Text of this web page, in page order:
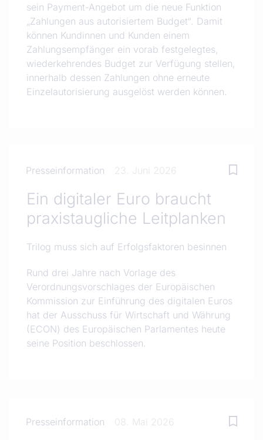
sein Payment-Angebot um die neue Funktion
„Zahlungen aus autorisiertem Budget“. Damit
können Kundinnen und Kunden einem
Zahlungsempfänger ein vorab festgelegtes,
wiederkehrendes Budget zur Verfügung stellen,
innerhalb dessen Zahlungen ohne erneute
Einzelautorisierung ausgelöst werden können.
Presseinformation 23. Juni 2026
Ein digitaler Euro braucht
praxistaugliche Leitplanken
Trilog muss sich auf Erfolgsfaktoren besinnen
Rund drei Jahre nach Vorlage des
Verordnungsvorschlages der Europäischen
Kommission zur Einführung des digitalen Euros
hat der Ausschuss für Wirtschaft und Währung
(ECON) des Europäischen Parlamentes heute
seine Position beschlossen.
Presseinformation 08. Mai 2026